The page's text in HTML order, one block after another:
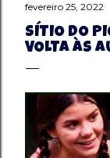
fevereiro 25, 2022
SÍTIO DO
VOLTA ÀS